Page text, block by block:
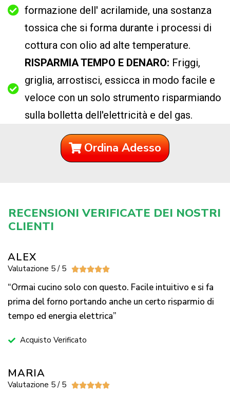
formazione dell' acrilamide, una sostanza
tossica che si forma durante i processi di
cottura con olio ad alte temperature.
RISPARMIA TEMPO E DENARO: Friggi,
griglia, arrostisci, essicca in modo facile e
veloce con un solo strumento risparmiando
sulla bolletta dell'elettricità e del gas.
Ordina Adesso
RECENSIONI VERIFICATE DEI NOSTRI
CLIENTI
ALEX
Valutazione 5 / 5 
“Ormai cucino solo con questo. Facile intuitivo e si fa
prima del forno portando anche un certo risparmio di
tempo ed energia elettrica”
Acquisto Verificato
MARIA
Valutazione 5 / 5 